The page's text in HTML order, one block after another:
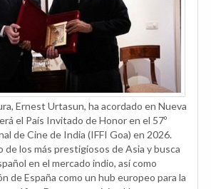
Ernest Urtasun, ha acordado en Nueva
el País Invitado de Honor en el 57º
de Cine de India (IFFI Goa) en 2026.
de los más prestigiosos de Asia y busca
en el mercado indio, así como
de España como un hub europeo para la